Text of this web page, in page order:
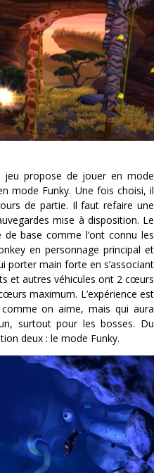
jeu propose de jouer en mode
mode Funky. Une fois choisi, il
de partie. Il faut refaire une
mise à disposition. Le
de base comme l’ont connu les
en personnage principal et
porter main forte en s’associant
et autres véhicules ont 2 cœurs
maximum. L’expérience est
on aime, mais qui aura
surtout pour les bosses. Du
deux : le mode Funky.